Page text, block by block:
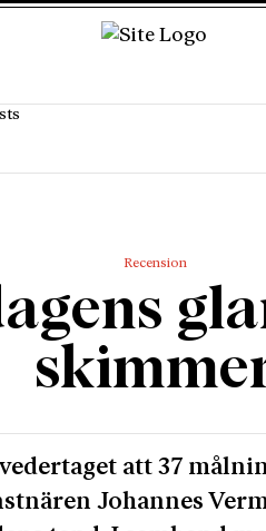
Recension
att 37
Johannes